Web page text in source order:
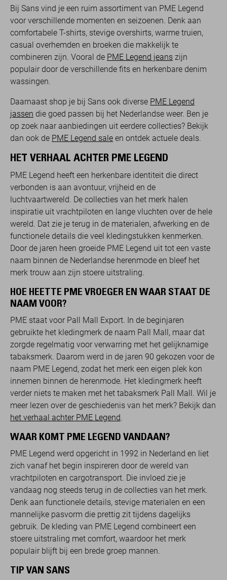
Bij Sans vind je een ruim assortiment van PME Legend
voor verschillende momenten en seizoenen. Denk aan
comfortabele T-shirts, stevige overshirts, warme truien,
casual overhemden en broeken die makkelijk te
combineren zijn. Vooral de PME Legend jeans zijn
populair door de verschillende fits en herkenbare denim
wassingen.
Daarnaast shop je bij Sans ook diverse PME Legend
jassen die goed passen bij het Nederlandse weer. Ben je
op zoek naar aanbiedingen uit eerdere collecties? Bekijk
dan ook de PME Legend sale en ontdek actuele deals.
HET VERHAAL ACHTER PME LEGEND
PME Legend heeft een herkenbare identiteit die direct
verbonden is aan avontuur, vrijheid en de
luchtvaartwereld. De collecties van het merk halen
inspiratie uit vrachtpiloten en lange vluchten over de hele
wereld. Dat zie je terug in de materialen, afwerking en de
functionele details die veel kledingstukken kenmerken.
Door de jaren heen groeide PME Legend uit tot een vaste
naam binnen de Nederlandse herenmode en bleef het
merk trouw aan zijn stoere uitstraling.
HOE HEETTE PME VROEGER EN WAAR STAAT DE
NAAM VOOR?
PME staat voor Pall Mall Export. In de beginjaren
gebruikte het kledingmerk de naam Pall Mall, maar dat
zorgde regelmatig voor verwarring met het gelijknamige
tabaksmerk. Daarom werd in de jaren 90 gekozen voor de
naam PME Legend, zodat het merk een eigen plek kon
innemen binnen de herenmode. Het kledingmerk heeft
verder niets te maken met het tabaksmerk Pall Mall. Wil je
meer lezen over de geschiedenis van het merk? Bekijk dan
het verhaal achter PME Legend.
WAAR KOMT PME LEGEND VANDAAN?
PME Legend werd opgericht in 1992 in Nederland en liet
zich vanaf het begin inspireren door de wereld van
vrachtpiloten en cargotransport. Die invloed zie je
vandaag nog steeds terug in de collecties van het merk.
Denk aan functionele details, stevige materialen en een
mannelijke pasvorm die prettig zit tijdens dagelijks
gebruik. De kleding van PME Legend combineert een
stoere uitstraling met comfort, waardoor het merk
populair blijft bij een brede groep mannen.
TIP VAN SANS